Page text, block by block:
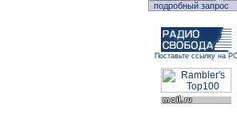
подробный запрос
Поставьте ссылку на РС